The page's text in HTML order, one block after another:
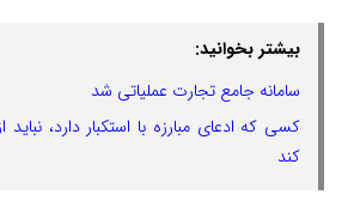
بیشتر بخوانید:
سامانه جامع تجارت عملیاتی شد
کسی که ادعای مبارزه با استکبار دارد،
کند